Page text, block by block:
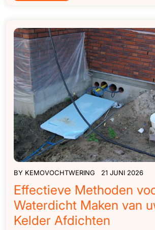
BY KEMOVOCHTWERING 21 JUNI 2026
Effectieve Methoden
Waterdicht Maken van
Kelder Afdichten